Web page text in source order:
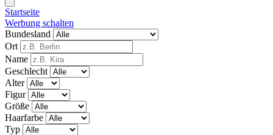
Startseite
Werbung schalten
Bundesland
Ort
Name
Geschlecht
Alter
Figur
Größe
Haarfarbe
Typ